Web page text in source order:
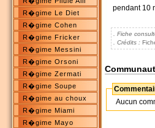
R�gime Le Diet
R�gime Cohen
R�gime Fricker
R�gime Messini
R�gime Orsoni
R�gime Zermati
R�gime Soupe
R�gime au choux
R�gime Miami
R�gime Mayo
pendant 10
. Fiche
. Crédits :
Aucun